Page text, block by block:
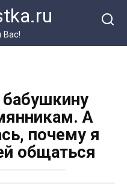
Вас!
А
почему я
общаться